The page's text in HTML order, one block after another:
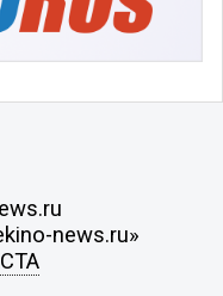
news.ru»